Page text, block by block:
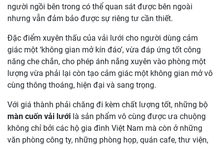
người ngồi bên trong có thể quan sát được bên ngoài
nhưng vẫn đảm bảo được sự riêng tư cần thiết.
Đặc điểm xuyên thấu của vải lưới cho người dùng cảm
giác một ‘không gian mở kín đáo’, vừa đáp ứng tốt công
năng che chắn, cho phép ánh nắng xuyên vào phòng một
lượng vừa phải lại còn tạo cảm giác một không gian mở vô
cùng thông thoáng, hiện đại và sang trọng.
Với giá thành phải chăng đi kèm chất lượng tốt, những bộ
màn cuốn vải lưới là sản phẩm vô cùng được ưa chuộng
không chỉ bởi các hộ gia đình Việt Nam mà còn ở những
văn phòng công ty, những phòng họp, quán cafe, thư viện,